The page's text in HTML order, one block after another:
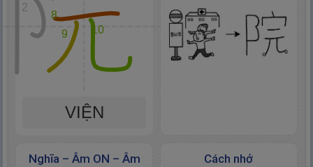
2
9
8
10
VIỆN
Cách nhớ
Nghĩa – Âm ON – Âm